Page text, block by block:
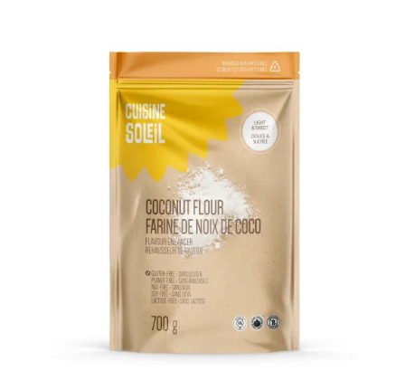
AJOUTER AU PANIER / DÉTAILS